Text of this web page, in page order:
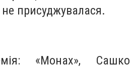
присуджувалася.
«Монах», Сашко